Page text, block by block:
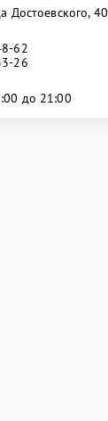
Достоевского, 40
62
26
до 21:00